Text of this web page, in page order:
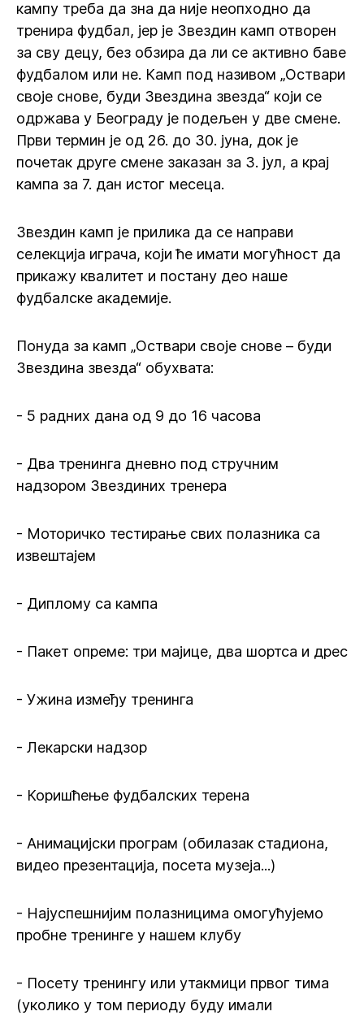
кампу треба да зна да није неопходно да
тренира фудбал, јер је Звездин камп отворен
за сву децу, без обзира да ли се активно баве
фудбалом или не. Камп под називом „Оствари
своје снове, буди Звездина звезда“ који се
одржава у Београду је подељен у две смене.
Први термин је од 26. до 30. јуна, док је
почетак друге смене заказан за 3. јул, а крај
кампа за 7. дан истог месеца.
Звездин камп је прилика да се направи
селекција играча, који ће имати могућност да
прикажу квалитет и постану део наше
фудбалске академије.
Понуда за камп „Оствари своје снове – буди
Звездина звезда“ обухвата:
- 5 радних дана од 9 до 16 часова
- Два тренинга дневно под стручним
надзором Звездиних тренера
- Моторичко тестирање свих полазника са
извештајем
- Диплому са кампа
- Пакет опреме: три мајице, два шортса и дрес
- Ужина између тренинга
- Лекарски надзор
- Коришћење фудбалских терена
- Анимацијски програм (обилазак стадиона,
видео презентација, посета музеја...)
- Најуспешнијим полазницима омогућујемо
пробне тренинге у нашем клубу
- Посету тренингу или утакмици првог тима
(уколико у том периоду буду имали